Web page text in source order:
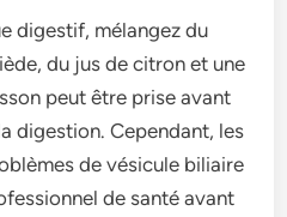
digestif, mélangez du
du jus de citron et une
peut être prise avant
digestion. Cependant, les
de vésicule biliaire
de santé avant